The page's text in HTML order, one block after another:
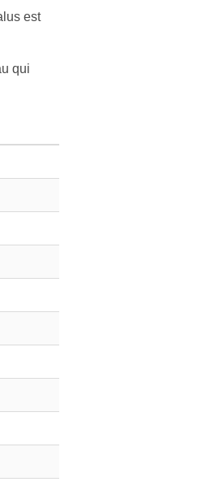
est
qui